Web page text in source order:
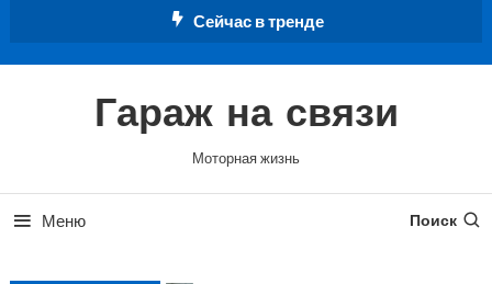
Сейчас в тренде
Гараж на связи
Моторная жизнь
Меню Поиск